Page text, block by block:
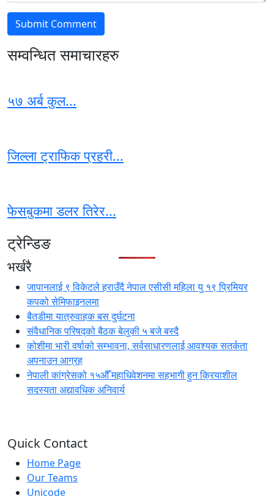
सम्वन्धित समाचारहरु
५७ अर्ब कुल...
जिल्ला ट्राफिक प्रहरी...
फेसबुकमा डलर तिरेर...
ट्रेन्डिङ
भर्खरै
जापानलाई ९ विकेटले हराउँदै नेपाल एसीसी महिला यु १९ प्रिमियर
कपको सेमिफाइनलमा
बैतडीमा यात्रुवाहक बस दुर्घटना
संवैधानिक परिषद्को बैठक बेलुकी ५ बजे बस्दै
कोशीमा भारी वर्षाको सम्भावना, सर्वसाधारणलाई आवश्यक सतर्कता
अपनाउन आग्रह
नेपाली कांग्रेसको १५औँ महाधिवेशनमा सहभागी हुन क्रियाशील
सदस्यता अद्यावधिक अनिवार्य
Quick Contact
Home Page
Our Teams
Unicode